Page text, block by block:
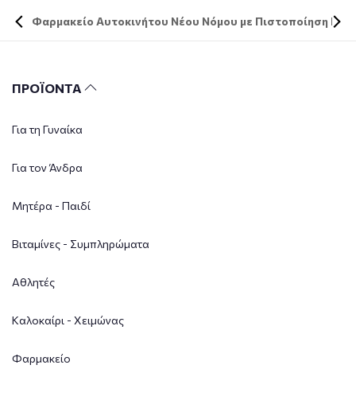
Φαρμακείο Αυτοκινήτου Νέου Νόμου με Πιστοποίηση DIN
ΠΡΟΪΟΝΤΑ
Για τη Γυναίκα
Για τον Άνδρα
Μητέρα - Παιδί
Βιταμίνες - Συμπληρώματα
Αθλητές
Καλοκαίρι - Χειμώνας
Φαρμακείο